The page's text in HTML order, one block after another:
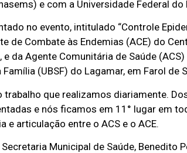
e com a Universidade Federal do
no evento, intitulado “Controle
de Combate às Endemias (ACE) do
da Agente Comunitária de Saúde
(UBSF) do Lagamar, em Farol de
que realizamos diariamente.
e nós ficamos em 11° lugar em
e articulação entre o ACS e o ACE.
Municipal de Saúde, Benedito